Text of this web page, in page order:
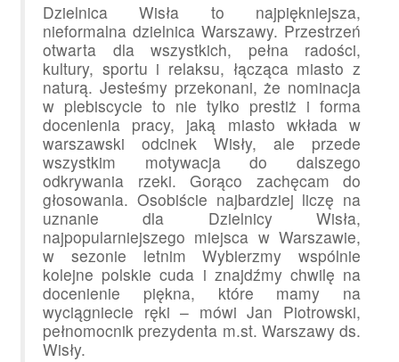
Dzielnica Wisła to najpiękniejsza,
nieformalna dzielnica Warszawy. Przestrzeń
otwarta dla wszystkich, pełna radości,
kultury, sportu i relaksu, łącząca miasto z
naturą. Jesteśmy przekonani, że nominacja
w plebiscycie to nie tylko prestiż i forma
docenienia pracy, jaką miasto wkłada w
warszawski odcinek Wisły, ale przede
wszystkim motywacja do dalszego
odkrywania rzeki. Gorąco zachęcam do
głosowania. Osobiście najbardziej liczę na
uznanie dla Dzielnicy Wisła,
najpopularniejszego miejsca w Warszawie,
w sezonie letnim Wybierzmy wspólnie
kolejne polskie cuda i znajdźmy chwilę na
docenienie piękna, które mamy na
wyciągniecie ręki – mówi Jan Piotrowski,
pełnomocnik prezydenta m.st. Warszawy ds.
Wisły.